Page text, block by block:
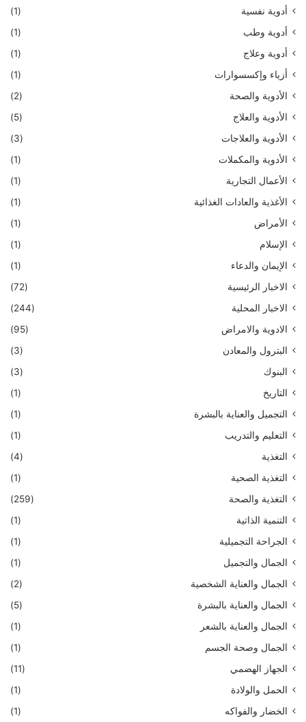
أدوية نفسية
(1)
أدوية وطب
(1)
أدوية وعلاج
(1)
أزياء وإكسسوارات
(1)
الأدوية والصحة
(2)
الأدوية والعلاج
(5)
الأدوية والعلاجات
(3)
الأدوية والمكملات
(1)
الأعمال التجارية
(1)
الأغذية والعادات الغذائية
(1)
الأمراض
(1)
الإسلام
(1)
الإيمان والدعاء
(1)
الاخبار الرئيسية
(72)
الاخبار المحلية
(244)
الادوية والامراض
(95)
البترول والمعادن
(3)
البنوك
(3)
التاريخ
(1)
التجميل والعناية بالبشرة
(1)
التعليم والتدريب
(1)
التغذية
(4)
التغذية الصحية
(1)
التغذية والصحة
(259)
التنمية الذاتية
(1)
الجراحة التجميلية
(1)
الجمال والتجميل
(1)
الجمال والعناية الشخصية
(2)
الجمال والعناية بالبشرة
(5)
الجمال والعناية بالشعر
(1)
الجمال وصحة الجسم
(1)
الجهاز الهضمي
(11)
الحمل والولادة
(1)
الخضار والفواكه
(1)